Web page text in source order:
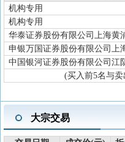
机构专用
机构专用
华泰证券股份有限公司上海黄
申银万国证券股份有限公司上
中国银河证券股份有限公司江
(买入前5名与卖
大宗交易